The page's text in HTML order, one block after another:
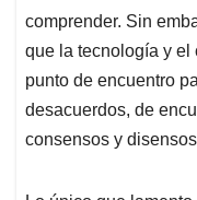
comprender. Sin
que la tecnología y el
punto de encuentro
desacuerdos, de
consensos y